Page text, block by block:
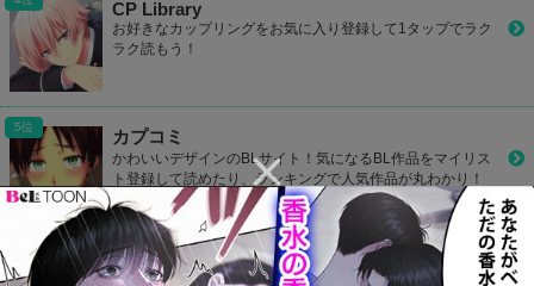
CP Library
お好きなカップリングをお気に入り登録して1タップでラク
ラク読もう！
カプコミ
かわいいデザインのBLサイト！気になるBL作品をマイリス
ト登録して読めたり、ランキングで人気作品が丸わかり！
801Books(ヤオイブックス)